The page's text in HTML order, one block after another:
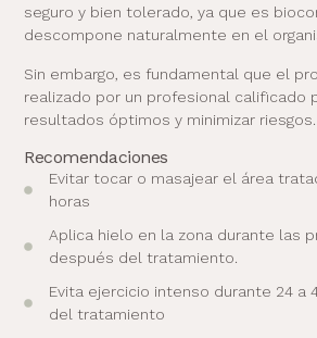
seguro y bien tolerado, ya que es
descompone naturalmente en el
Sin embargo, es fundamental que el
realizado por un profesional calificado
resultados óptimos y minimizar riesgos.
Recomendaciones
Evitar tocar o masajear el área
horas
Aplica hielo en la zona durante las
después del tratamiento.
Evita ejercicio intenso durante 24 a
del tratamiento